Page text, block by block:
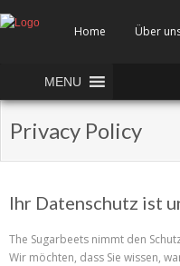
Home Über
MENU
Privacy Policy
Ihr Datenschutz ist
The Sugarbeets nimmt den
Wir möchten, dass Sie wissen,